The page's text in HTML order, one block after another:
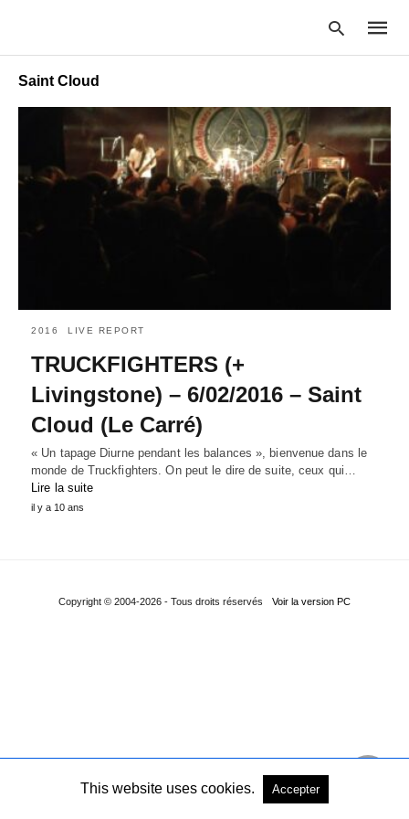
Type
your
query
and
Saint Cloud
2016 LIVE REPORT
TRUCKFIGHTERS (+
Livingstone) – 6/02/2016 – Saint
Cloud (Le Carré)
« Un tapage Diurne pendant les balances », bienvenue dans le
monde de Truckfighters. On peut le dire de suite, ceux qui…
Lire la suite
il y a 10 ans
Copyright © 2004-2026 - Tous droits réservés Voir la version PC
This website uses cookies. Accepter